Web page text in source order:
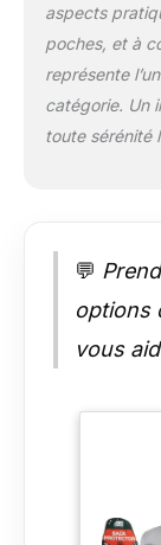
aspects
poches, et à
représente
catégorie. Un
toute sérénité
💬
options
vous